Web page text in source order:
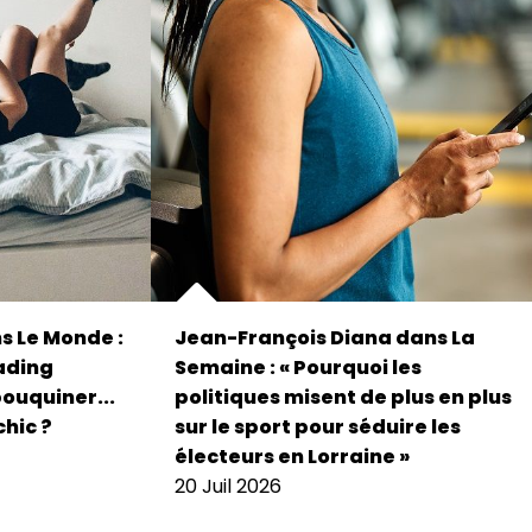
Le Monde :
?
Jean-François Diana dans La
Semaine : « Pourquoi les
politiques misent de plus en plus
sur le sport pour séduire les
électeurs en Lorraine »
20 Juil 2026